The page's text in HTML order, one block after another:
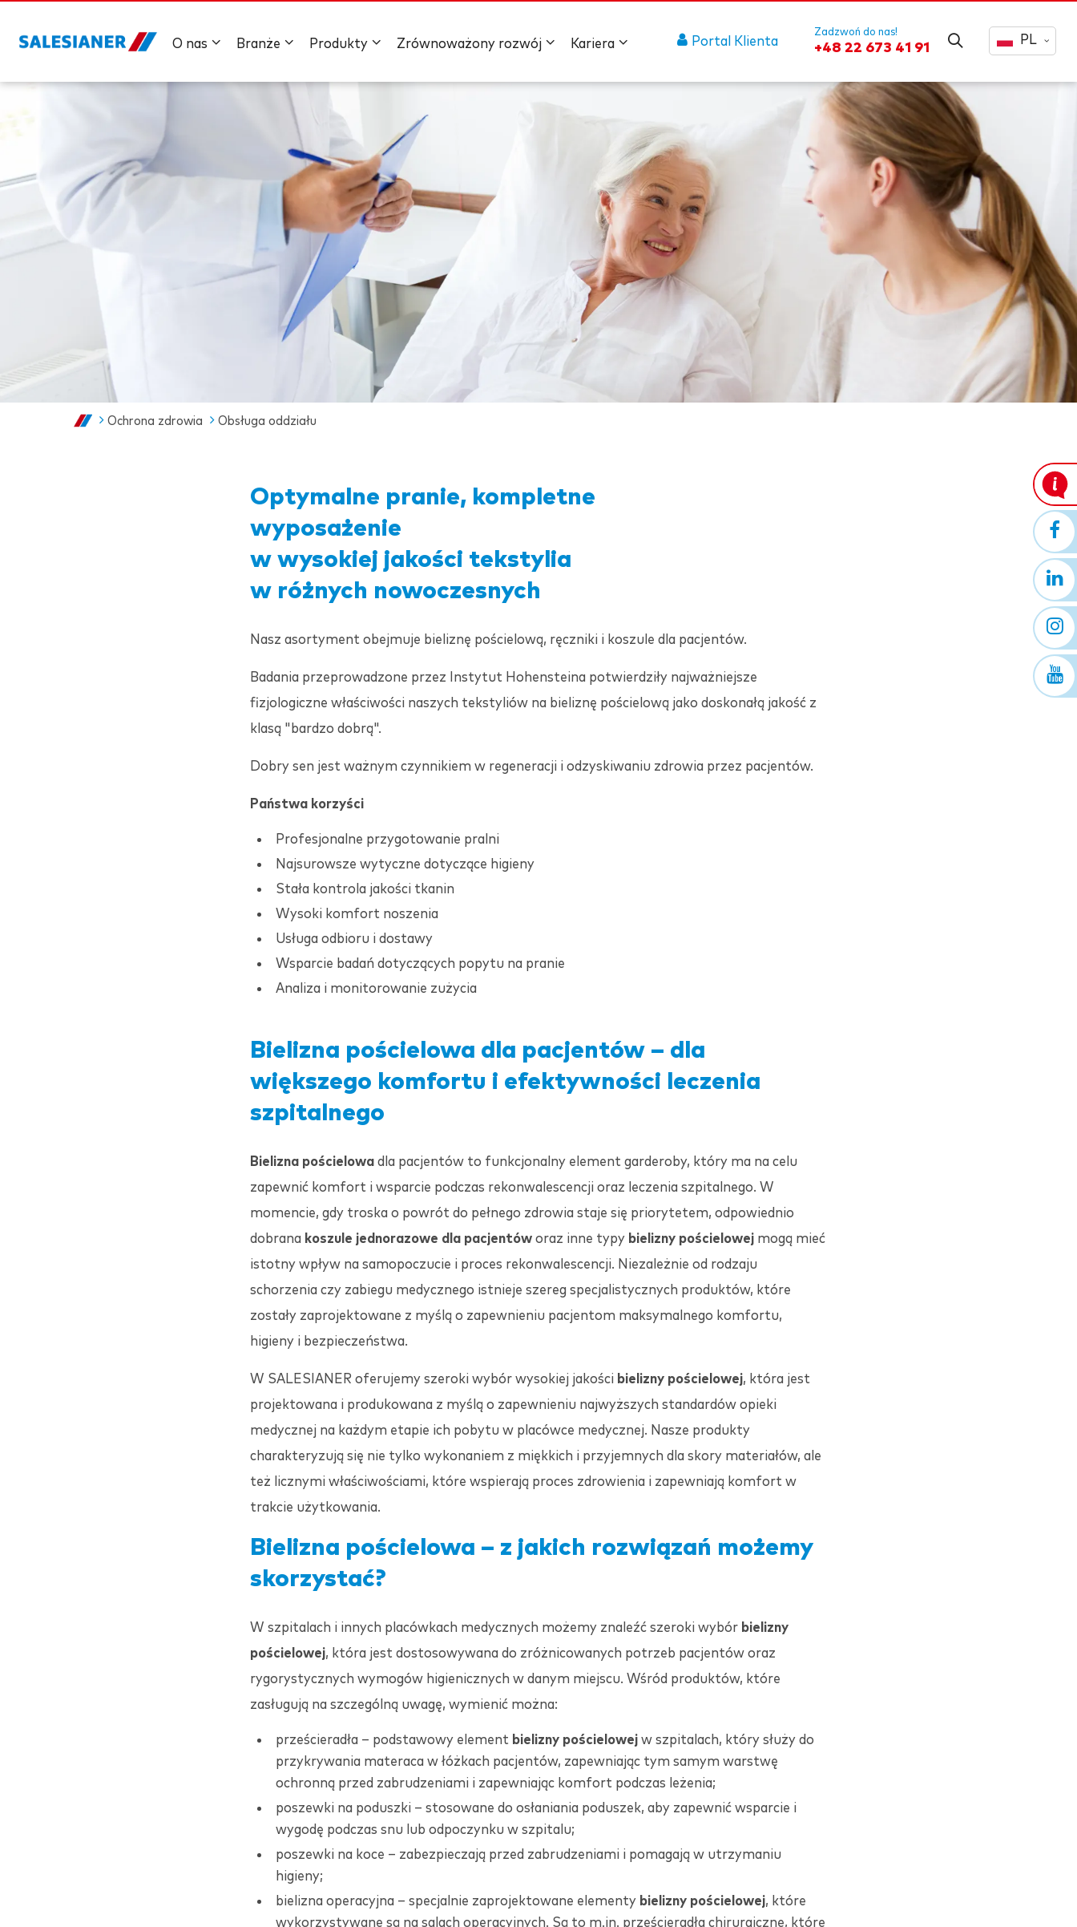
PL
Zadzwoń do nas!
+48 22 673 41 91
Portal Klienta
O nas Branże Produkty Zrównoważony rozwój Kariera
Ochrona zdrowia Obsługa oddziału
Optymalne pranie, kompletne
wyposażenie
w wysokiej jakości tekstylia
w różnych nowoczesnych
Nasz asortyment obejmuje bieliznę pościelową, ręczniki i koszule dla pacjentów.
Badania przeprowadzone przez Instytut Hohensteina potwierdziły najważniejsze
fizjologiczne właściwości naszych tekstyliów na bieliznę pościelową jako doskonałą jakość z
klasą "bardzo dobrą".
Dobry sen jest ważnym czynnikiem w regeneracji i odzyskiwaniu zdrowia przez pacjentów.
Państwa korzyści
Profesjonalne przygotowanie pralni
Najsurowsze wytyczne dotyczące higieny
Stała kontrola jakości tkanin
Wysoki komfort noszenia
Usługa odbioru i dostawy
Wsparcie badań dotyczących popytu na pranie
Analiza i monitorowanie zużycia
Bielizna pościelowa dla pacjentów – dla
większego komfortu i efektywności leczenia
szpitalnego
Bielizna pościelowa dla pacjentów to funkcjonalny element garderoby, który ma na celu
zapewnić komfort i wsparcie podczas rekonwalescencji oraz leczenia szpitalnego. W
momencie, gdy troska o powrót do pełnego zdrowia staje się priorytetem, odpowiednio
dobrana koszule jednorazowe dla pacjentów oraz inne typy bielizny pościelowej mogą mieć
istotny wpływ na samopoczucie i proces rekonwalescencji. Niezależnie od rodzaju
schorzenia czy zabiegu medycznego istnieje szereg specjalistycznych produktów, które
zostały zaprojektowane z myślą o zapewnieniu pacjentom maksymalnego komfortu,
higieny i bezpieczeństwa.
W SALESIANER oferujemy szeroki wybór wysokiej jakości bielizny pościelowej, która jest
projektowana i produkowana z myślą o zapewnieniu najwyższych standardów opieki
medycznej na każdym etapie ich pobytu w placówce medycznej. Nasze produkty
charakteryzują się nie tylko wykonaniem z miękkich i przyjemnych dla skory materiałów, ale
też licznymi właściwościami, które wspierają proces zdrowienia i zapewniają komfort w
trakcie użytkowania.
Bielizna pościelowa – z jakich rozwiązań możemy
skorzystać?
W szpitalach i innych placówkach medycznych możemy znaleźć szeroki wybór bielizny
pościelowej, która jest dostosowywana do zróżnicowanych potrzeb pacjentów oraz
rygorystycznych wymogów higienicznych w danym miejscu. Wśród produktów, które
zasługują na szczególną uwagę, wymienić można:
prześcieradła – podstawowy element bielizny pościelowej w szpitalach, który służy do
przykrywania materaca w łóżkach pacjentów, zapewniając tym samym warstwę
ochronną przed zabrudzeniami i zapewniając komfort podczas leżenia;
poszewki na poduszki – stosowane do osłaniania poduszek, aby zapewnić wsparcie i
wygodę podczas snu lub odpoczynku w szpitalu;
poszewki na koce – zabezpieczają przed zabrudzeniami i pomagają w utrzymaniu
higieny;
bielizna operacyjna – specjalnie zaprojektowane elementy bielizny pościelowej, które
wykorzystywane są na salach operacyjnych. Są to m.in. prześcieradła chirurgiczne, które